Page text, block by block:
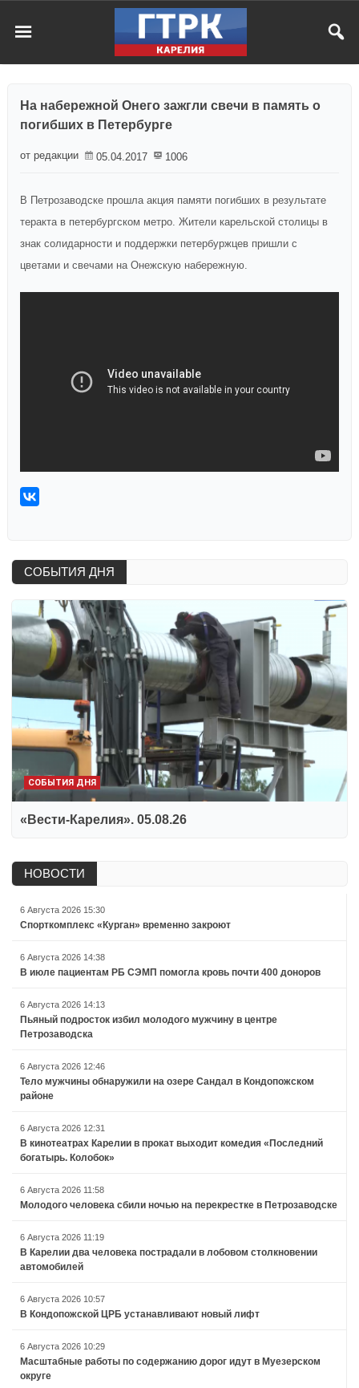
На набережной Онего зажгли свечи в память о
погибших в Петербурге
от редакции 05.04.2017 1006
В Петрозаводске прошла акция памяти погибших в результате
теракта в петербургском метро. Жители карельской столицы в
знак солидарности и поддержки петербуржцев пришли с
цветами и свечами на Онежскую набережную.
СОБЫТИЯ ДНЯ
СОБЫТИЯ ДНЯ
«Вести-Карелия». 05.08.26
НОВОСТИ
6 Августа 2026 15:30
Спорткомплекс «Курган» временно закроют
6 Августа 2026 14:38
В июле пациентам РБ СЭМП помогла кровь почти 400 доноров
6 Августа 2026 14:13
Пьяный подросток избил молодого мужчину в центре
Петрозаводска
6 Августа 2026 12:46
Тело мужчины обнаружили на озере Сандал в Кондопожском
районе
6 Августа 2026 12:31
В кинотеатрах Карелии в прокат выходит комедия «Последний
богатырь. Колобок»
6 Августа 2026 11:58
Молодого человека сбили ночью на перекрестке в Петрозаводске
6 Августа 2026 11:19
В Карелии два человека пострадали в лобовом столкновении
автомобилей
6 Августа 2026 10:57
В Кондопожской ЦРБ устанавливают новый лифт
6 Августа 2026 10:29
Масштабные работы по содержанию дорог идут в Муезерском
округе